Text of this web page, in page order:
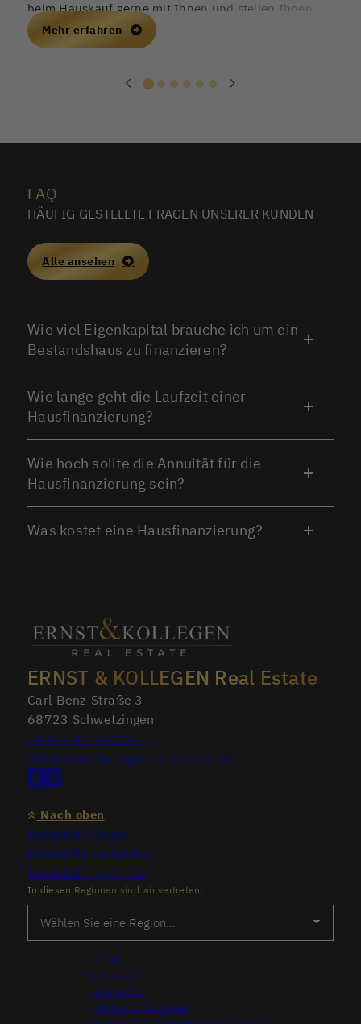
beim Hauskauf gerne mit Ihnen und stellen Ihnen
einen kostenlosen Finanzierungs-Rechner zur
Verfügung.
Mehr erfahren
FAQ
HÄUFIG GESTELLTE FRAGEN UNSERER KUNDEN
Alle ansehen
Wie viel Eigenkapital brauche ich um ein
Bestandshaus zu finanzieren?
Wie lange geht die Laufzeit einer
Hausfinanzierung?
Wie hoch sollte die Annuität für die
Hausfinanzierung sein?
Was kostet eine Hausfinanzierung?
ERNST & KOLLEGEN Real Estate
Carl-Benz-Straße 3
68723 Schwetzingen
+49 6202 9547783
info@ernst-kollegen-realestate.de
In diesen Regionen sind wir vertreten:
Nach oben
Immobilie finden
Immobilie verkaufen
Immobilie bewerten
Kontakt
Impressum
Datenschutz
Cookie-Einstellungen